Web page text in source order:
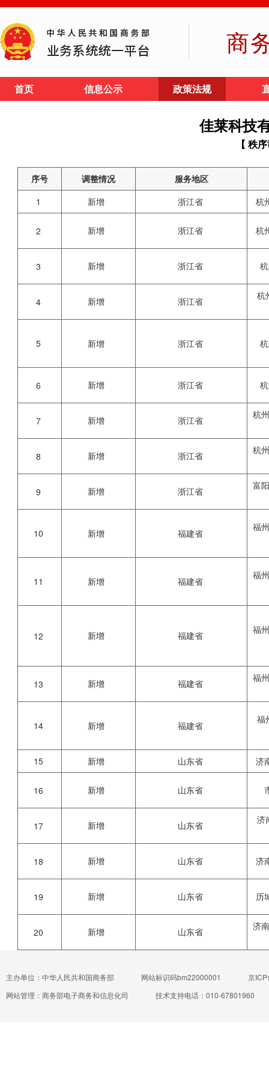
商
首页 信息公示 政策法规
佳莱科技
【 秩
序号 调整情况
服务地区
1
新增 浙江省 杭
2 新增 浙江省 杭
3 新增 浙江省
4 新增 浙江省 杭
5 新增 浙江省
6 新增 浙江省
7 新增 浙江省 杭
8 新增 浙江省 杭
9 新增 浙江省 富
10 新增 福建省
福
11 新增 福建省
福
12 新增 福建省 福
13 新增 福建省 福
14 新增 福建省
福
15 新增 山东省 济
16 新增 山东省
17 新增 山东省 济
18 新增 山东省 济
19 新增 山东省 历
20 新增 山东省 济
主办单位：中华人民共和国商务部 网站标识码bm22000001
京
网站管理：商务部电子商务和信息化司
技术支持电话：010-67801960